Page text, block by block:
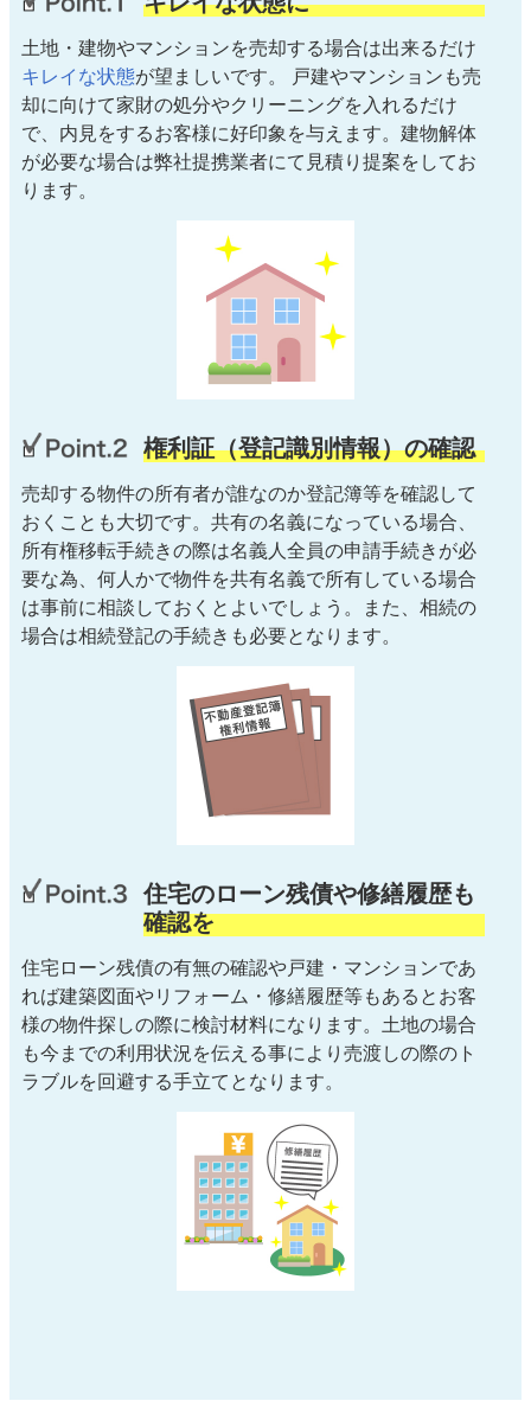
土地・建物やマンションを売却する場合は出来るだけ
キレイな状態が望ましいです。 戸建やマンションも売
却に向けて家財の処分やクリーニングを入れるだけ
で、内見をするお客様に好印象を与えます。建物解体
が必要な場合は弊社提携業者にて見積り提案をしてお
ります。
権利証（登記識別情報）の確認
売却する物件の所有者が誰なのか登記簿等を確認して
おくことも大切です。共有の名義になっている場合、
所有権移転手続きの際は名義人全員の申請手続きが必
要な為、何人かで物件を共有名義で所有している場合
は事前に相談しておくとよいでしょう。また、相続の
場合は相続登記の手続きも必要となります。
住宅のローン残債や修繕履歴も
確認を
住宅ローン残債の有無の確認や戸建・マンションであ
れば建築図面やリフォーム・修繕履歴等もあるとお客
様の物件探しの際に検討材料になります。土地の場合
も今までの利用状況を伝える事により売渡しの際のト
ラブルを回避する手立てとなります。